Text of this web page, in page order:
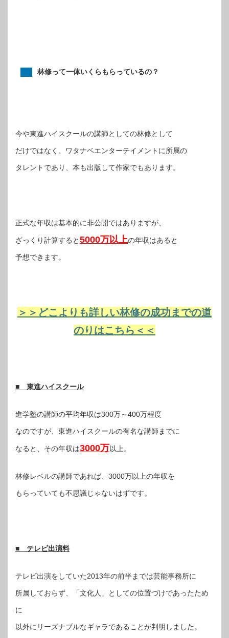
林修って一体いくらもらっているの？
今や東進ハイスクールの講師としての林修として
だけではなく、ワタナベエンターテイメントに所属の
タレントであり、本も出版して作家でもあります。
正式な年収は基本的に非公開ではありますが、
ざっくり計算すると5000万以上の年収はあると
予想できます。
＞＞どこよりも詳しい林修の成功までの道
のりはこちら＜＜
■ 東進ハイスクール
進学塾の講師の平均年収は300万～400万程度
なのですが、東進ハイスクールの有名な講師までに
なると、その年収は3000万以上。
林修レベルの講師であれば、3000万以上の年収を
もらっていても不思議じゃないはずです。
■ テレビ出演料
テレビ出演をしていた2013年の前半までは芸能事務所に
所属しておらず、「文化人」としての位置づけであったため
に
以外にリーズナブルなギャラであることが判明しました。